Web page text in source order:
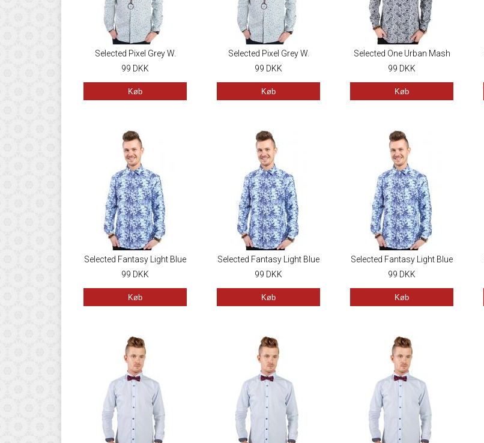
Selected Pixel Grey W.
Blue/Yellow
99 DKK
Køb
Selected Pixel Grey W.
Blue/Yellow
99 DKK
Køb
Selected One Urban Mash
Up White
99 DKK
Køb
Selected Fantasy Light Blue
99 DKK
Køb
Selected Fantasy Light Blue
99 DKK
Køb
Selected Fantasy Light Blue
99 DKK
Køb